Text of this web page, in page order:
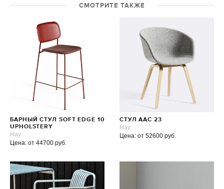
СМОТРИТЕ ТАКЖЕ
БАРНЫЙ СТУЛ SOFT EDGE 10
UPHOLSTERY
Hay
Цена: от 44700 руб.
СТУЛ AAC 23
Hay
Цена: от 52600 руб.